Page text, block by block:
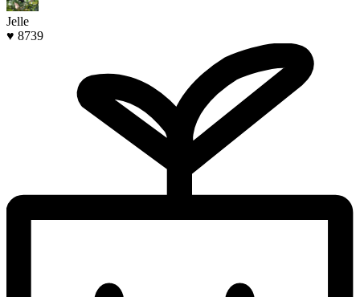
Jelle
♥ 8739